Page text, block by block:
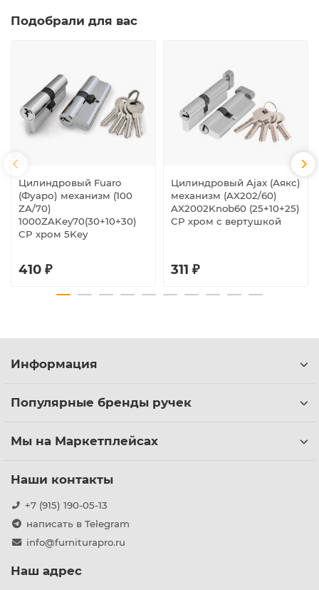
Подобрали для вас
Цилиндровый Fuaro
(Фуаро) механизм (100
ZA/70)
1000ZAKey70(30+10+30)
CP хром 5Key
410 ₽
Цилиндровый Ajax (Аякс)
механизм (AX202/60)
AX2002Knob60 (25+10+25)
CP хром с вертушкой
311 ₽
Информация
Популярные бренды ручек
Мы на Маркетплейсах
Наши контакты
+7 (915) 190-05-13
написать в Telegram
info@furniturapro.ru
Наш адрес